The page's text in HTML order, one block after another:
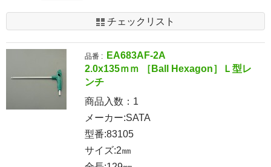
チェックリスト
品番 :
EA683AF-2A
2.0x135ｍｍ ［Ball Hexagon］Ｌ型レ
ンチ
商品入数： 1
メーカー:SATA
型番:83105
サイズ:2㎜